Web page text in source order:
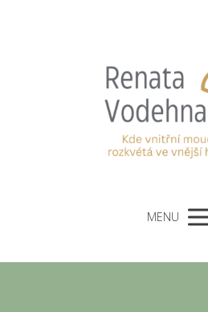
MENU